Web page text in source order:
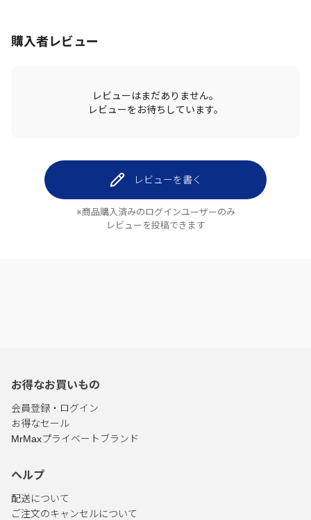
購入者レビュー
レビューはまだありません。
レビューをお待ちしています。
レビューを書く
※商品購入済みのログインユーザーのみ
レビューを投稿できます
お得なお買いもの
会員登録・ログイン
お得なセール
MrMaxプライベートブランド
ヘルプ
配送について
ご注文のキャンセルについて